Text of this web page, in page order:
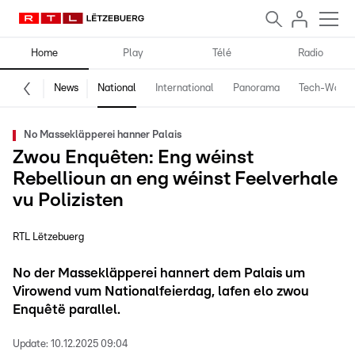
Home Play Télé Radio
News National International Panorama Tech-World
No Massekläpperei hanner Palais
Zwou Enquêten: Eng wéinst
Rebellioun an eng wéinst Feelverhale
vu Polizisten
RTL Lëtzebuerg
No der Massekläpperei hannert dem Palais um
Virowend vum Nationalfeierdag, lafen elo zwou
Enquêtë parallel.
Update: 10.12.2025 09:04